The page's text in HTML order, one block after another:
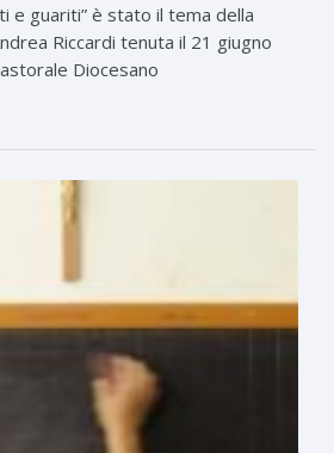
e guariti” è stato il tema della
Riccardi tenuta il 21 giugno
Diocesano